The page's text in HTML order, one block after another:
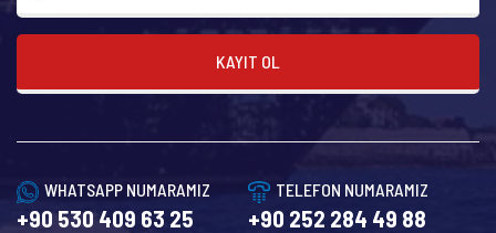
KAYIT OL
WHATSAPP NUMARAMIZ
+90 530 409 63 25
TELEFON NUMARAMIZ
+90 252 284 49 88